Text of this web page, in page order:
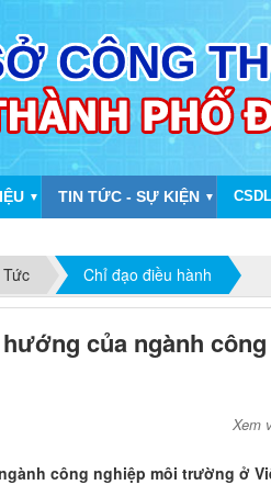
▼ TIN TỨC - SỰ KIỆN ▼
Chỉ đạo điều hành
của ngành
Xem
công nghiệp môi trường ở